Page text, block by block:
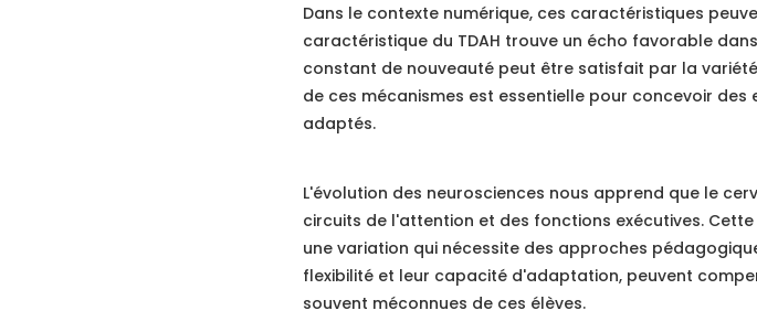
Dans le contexte numérique, ces caractéristiques
caractéristique du TDAH trouve un écho favorable
constant de nouveauté peut être satisfait par la
de ces mécanismes est essentielle pour concevoir
adaptés.
L'évolution des neurosciences nous apprend que le
circuits de l'attention et des fonctions exécutives.
une variation qui nécessite des approches
flexibilité et leur capacité d'adaptation, peuvent
souvent méconnues de ces élèves.